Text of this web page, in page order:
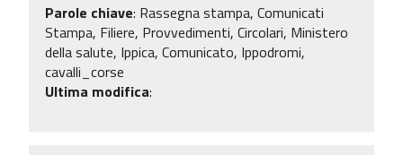
Parole chiave: Rassegna stampa, Comunicati
Stampa, Filiere, Provvedimenti, Circolari, Ministero
della salute, Ippica, Comunicato, Ippodromi,
cavalli_corse
Ultima modifica: